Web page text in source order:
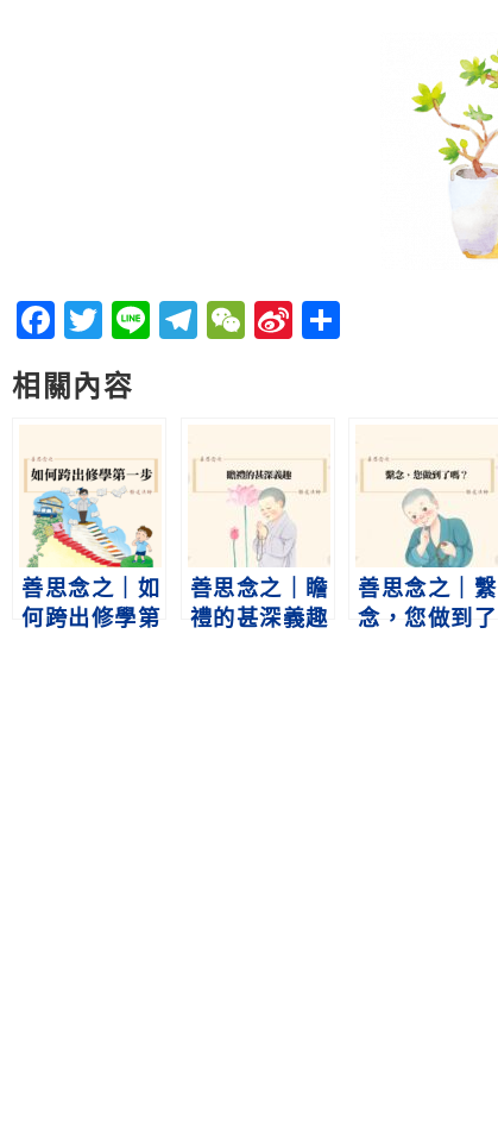
Facebook
Twitter
LineTelegram
WeChat
Sina
相關內容
善思念之｜如
何跨出修學第
善思念之｜瞻
禮的甚深義趣
善思念之｜繫
念，您做到了